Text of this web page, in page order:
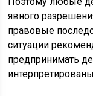
явного
правовые
ситуации
предпринимать